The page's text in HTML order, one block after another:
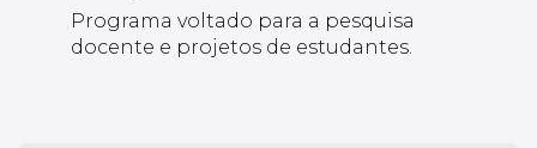
Programa voltado para a pesquisa
docente e projetos de estudantes.